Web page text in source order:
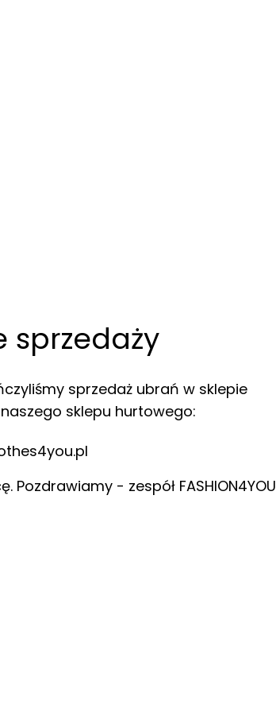
sprzedaży
sprzedaż ubrań w sklepie
sklepu hurtowego:
Pozdrawiamy - zespół FASHION4YOU